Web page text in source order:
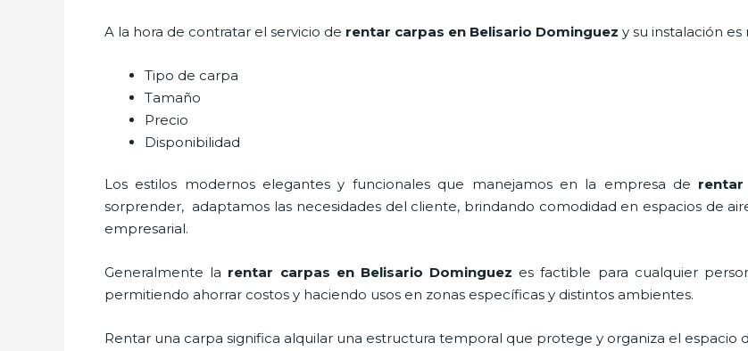
A la hora de contratar el servicio de rentar carpas en Belisario Dominguez y su instalación
Tipo de carpa
Tamaño
Precio
Disponibilidad
Los estilos modernos elegantes y funcionales que manejamos en la empresa de rentar
sorprender, adaptamos las necesidades del cliente, brindando comodidad en espacios de
empresarial.
Generalmente la rentar carpas en Belisario Dominguez es factible para cualquier
permitiendo ahorrar costos y haciendo usos en zonas específicas y distintos ambientes.
Rentar una carpa significa alquilar una estructura temporal que protege y organiza el espacio